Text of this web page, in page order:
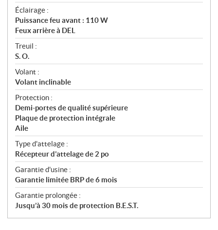
Éclairage :
Puissance feu avant : 110 W
Feux arrière à DEL
Treuil :
S. O.
Volant :
Volant inclinable
Protection :
Demi-portes de qualité supérieure
Plaque de protection intégrale
Aile
Type d'attelage :
Récepteur d’attelage de 2 po
Garantie d'usine :
Garantie limitée BRP de 6 mois
Garantie prolongée :
Jusqu’à 30 mois de protection B.E.S.T.